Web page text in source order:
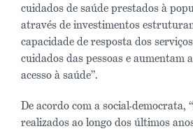
cuidados de saúde prestados à
através de investimentos
capacidade de resposta dos
cuidados das pessoas e aumentam
acesso à saúde”.
De acordo com a social-democrata,
realizados ao longo dos últimos